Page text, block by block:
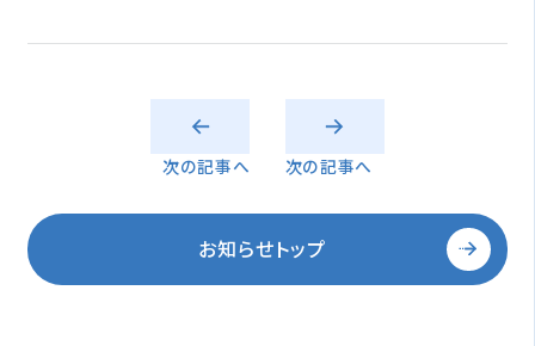
次の記事へ 次の記事へ
お知らせトップ